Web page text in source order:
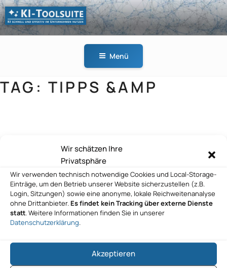
Wir schätzen Ihre
Privatsphäre
Wir verwenden technisch notwendige Cookies und Local-Storage-
Einträge, um den Betrieb unserer Website sicherzustellen (z.B.
Login, Sitzungen) sowie eine anonyme, lokale Reichweitenanalyse
ohne Drittanbieter. Es findet kein Tracking über externe Dienste
statt. Weitere Informationen finden Sie in unserer
Datenschutzerklärung.
Akzeptieren
Zum
Inhalt
springen
KI-
Menü
TAG: TIPPS &AMP
Technikwissenschaften e.V.